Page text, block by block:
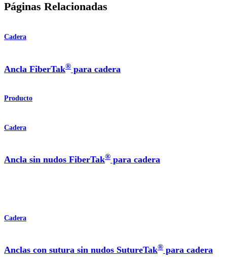
Páginas Relacionadas
Cadera
Ancla FiberTak® para cadera
Producto
Cadera
Ancla sin nudos FiberTak® para cadera
Cadera
Anclas con sutura sin nudos SutureTak® para cadera